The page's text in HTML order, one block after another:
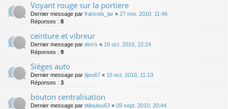
Voyant rouge sur la portiere
Dernier message par francois_lar « 27 nov. 2010, 11:46
Réponses : 8
ceinture et vibreur
Dernier message par den's « 16 oct. 2010, 22:24
Réponses : 9
Sièges auto
Dernier message par tijou67 « 15 oct. 2010, 11:13
Réponses : 3
bouton centralisation
Dernier message par titiloulou63 « 09 sept. 2010, 20:44